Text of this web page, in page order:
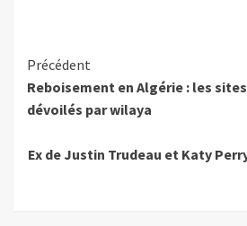
Précédent
Reboisement en Algérie : les
dévoilés par wilaya
Ex de Justin Trudeau et Katy